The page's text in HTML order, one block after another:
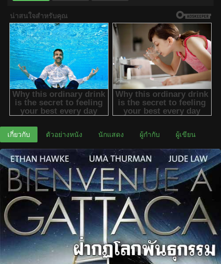
เกี่ยวกับ ตัวอย่างหนัง นักแสดง ผู้กำกับ ผู้เขียน